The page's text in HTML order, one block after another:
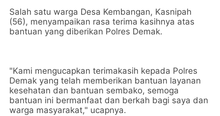
Salah satu warga Desa Kembangan, Kasnipah
(56), menyampaikan rasa terima kasihnya atas
bantuan yang diberikan Polres Demak.
"Kami mengucapkan terimakasih kepada Polres
Demak yang telah memberikan bantuan layanan
kesehatan dan bantuan sembako, semoga
bantuan ini bermanfaat dan berkah bagi saya dan
warga masyarakat," ucapnya.